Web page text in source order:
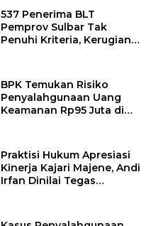
537 Penerima BLT
Pemprov Sulbar Tak
Penuhi Kriteria, Kerugian
BPK Temukan Risiko
Penyalahgunaan Uang
Keamanan Rp95 Juta di
Praktisi Hukum Apresiasi
Kinerja Kajari Majene, Andi
Irfan Dinilai Tegas